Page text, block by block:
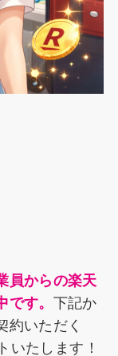
員からの楽天
す。 下記か
約いただく
いたします！